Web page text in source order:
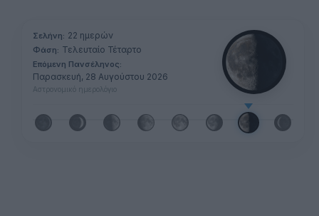
Σελήνη: 22 ημερών
Φάση: Τελευταίο Τέταρτο
Επόμενη Πανσέληνος:
Παρασκευή, 28 Αυγούστου 2026
Αστρονομικό ημερολόγιο